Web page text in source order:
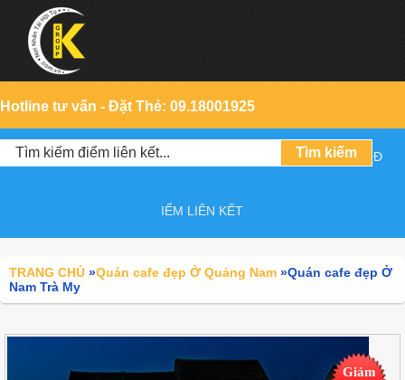
Hotline tư vấn - Đặt Thẻ: 09.18001925
Đ
IỂM LIÊN KẾT
TRANG CHỦ »Quán cafe đẹp Ở Quảng Nam »Quán cafe đẹp Ở
Nam Trà My
Giảm